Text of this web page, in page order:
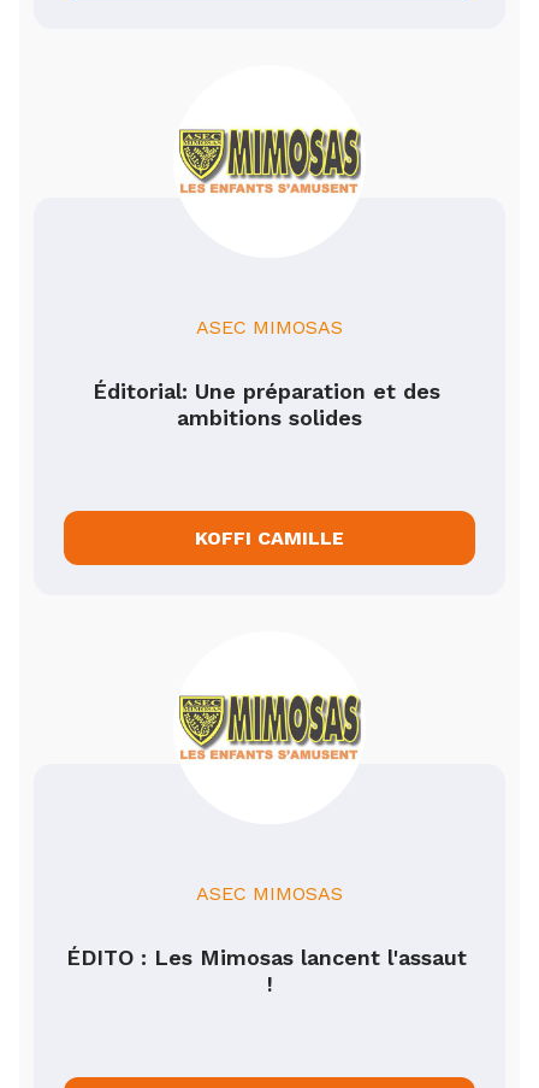
ASEC MIMOSAS
Éditorial: Une préparation et des
ambitions solides
KOFFI CAMILLE
ASEC MIMOSAS
ÉDITO : Les Mimosas lancent l'assaut
!